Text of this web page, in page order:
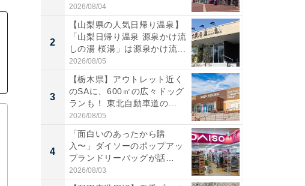
道...
2026/08/04
2
【山梨県の人気日帰り温泉】
「山梨日帰り温泉 源泉かけ流
しの湯 桜湯」は源泉かけ流...
2026/08/05
3
【栃木県】アウトレット近く
のSAに、600㎡の広々ドッグ
ランも！ 東北自動車道の...
2026/08/05
4
「面白いのあったから購
入〜」ダイソーのポップアッ
プランドリーバッグが話
題。“さま...
2026/08/03